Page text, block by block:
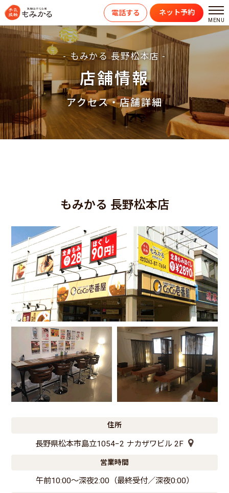
電話する ネット予約
- もみかる 長野松本店 -
店舗情報
アクセス・店舗詳細
もみかる 長野松本店
住所
長野県松本市島立1054−2 ナカザワビル 2F
営業時間
午前10:00〜深夜2:00（最終受付／深夜0:00）